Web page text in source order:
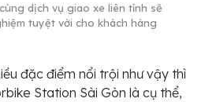
dịch vụ giao xe liên tỉnh sẽ
tuyệt vời cho khách hàng
đặc điểm nổi trội như vậy thì
Station Sài Gòn là cụ thể,